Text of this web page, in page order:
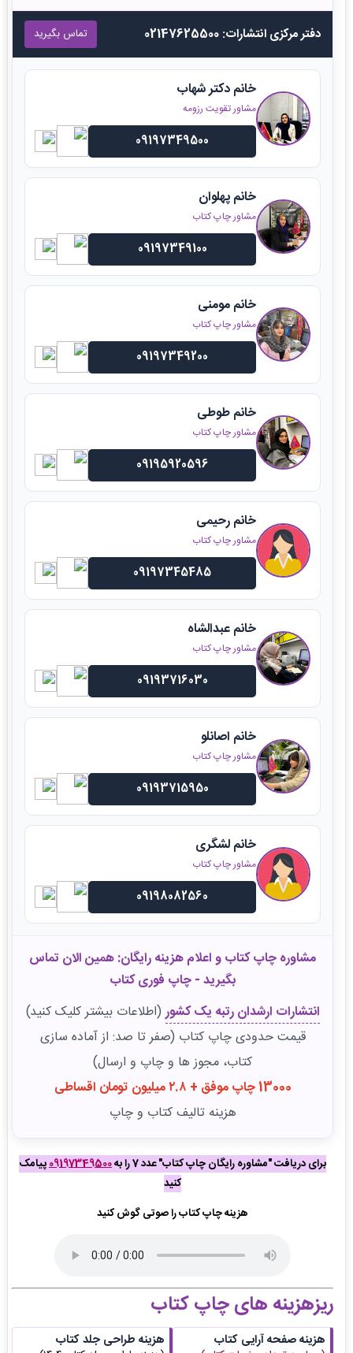
دفتر مرکزی انتشارات: 02147625500 تماس بگیرید
خانم دکتر شهاب
مشاور تقویت رزومه
09197349500
خانم پهلوان
مشاور چاپ کتاب
09197349100
خانم مومنی
مشاور چاپ کتاب
09197349200
خانم طوطی
مشاور چاپ کتاب
09195920596
خانم رحیمی
مشاور چاپ کتاب
09197345485
خانم عبدالشاه
مشاور چاپ کتاب
09193716030
خانم اصانلو
مشاور چاپ کتاب
09193715950
خانم لشگری
مشاور چاپ کتاب
09198082560
مشاوره چاپ کتاب و اعلام هزینه رایگان: همین الان تماس
بگیرید - چاپ فوری کتاب
انتشارات ارشدان رتبه یک کشور(اطلاعات بیشتر کلیک کنید)
قیمت حدودی چاپ کتاب (صفر تا صد: از آماده سازی
کتاب، مجوز ها و چاپ و ارسال)
13000 چاپ موفق + ۲.۸ میلیون تومان اقساطی
هزینه تالیف کتاب و چاپ
برای دریافت "مشاوره رایگان چاپ کتاب" عدد 7 را به 09197349500پیامک
کنید
هزینه چاپ کتاب را صوتی گوش کنید
ریزهزینه های چاپ کتاب
هزینه صفحه آرایی کتاب هزینه طراحی جلد کتاب